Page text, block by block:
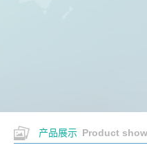
产品展示 Product show